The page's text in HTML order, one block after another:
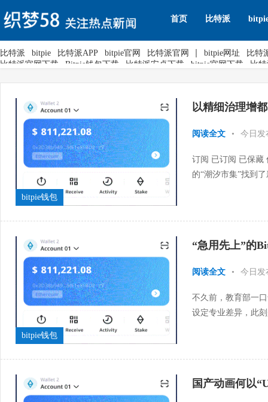
首页 比特派
比特派 bitpie 比特派APP bitpie官网 比特派官网 bitpie网址
比特
比特派官网下载
Bitpie钱包下载 比特派安卓下载 bitpie官网下载 比
bitpie钱包
以精细治理增
阅读全文 • 今日发
订阅 已订阅 已保藏
的“潮汐市集”找到
bitpie钱包
“急用先上”的
阅读全文 • 今日发
不久前，教育部一
设定专业差异，此
国产动画何以